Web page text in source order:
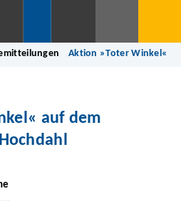
Aktion »Toter Winkel«
auf dem